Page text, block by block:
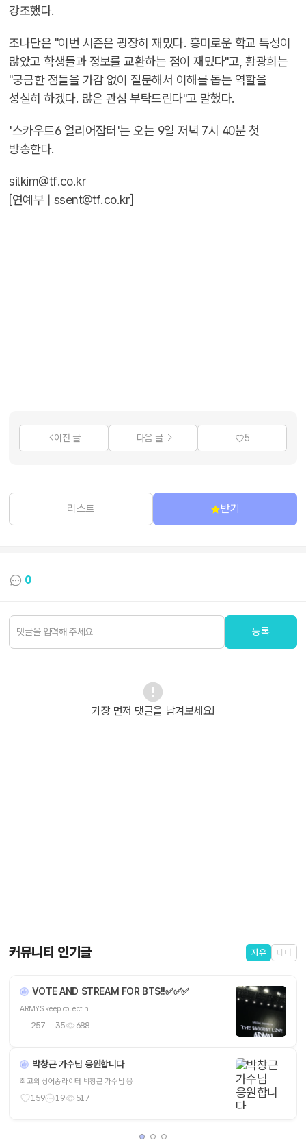
강조했다.
조나단은 "이번 시즌은 굉장히 재밌다. 흥미로운 학교 특성이
많았고 학생들과 정보를 교환하는 점이 재밌다"고, 황광희는
"궁금한 점들을 가감 없이 질문해서 이해를 돕는 역할을
성실히 하겠다. 많은 관심 부탁드린다"고 말했다.
'스카우트6 얼리어잡터'는 오는 9일 저녁 7시 40분 첫
방송한다.
silkim@tf.co.kr
[연예부 | ssent@tf.co.kr]
이전 글 다음 글 5
리스트 받기
0
등록
가장 먼저 댓글을 남겨보세요!
커뮤니티 인기글 자유 테마
VOTE AND STREAM FOR BTS!!✅️✅️✅
ARMYS keep collectin
257 35 688
박창근 가수님 응원합니다
최고의 싱어송라이터 박창근 가수님 응
159 19 517